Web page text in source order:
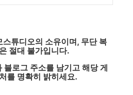
스튜디오의 소유이며, 무단 복
절대 불가입니다.
블로그 주소를 남기고 해당 게
를 명확히 밝히세요.